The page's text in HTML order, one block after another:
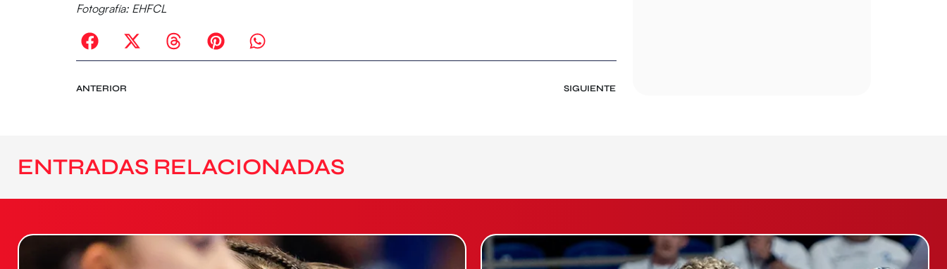
Fotografía: EHFCL
ANTERIOR SIGUIENTE
ENTRADAS RELACIONADAS